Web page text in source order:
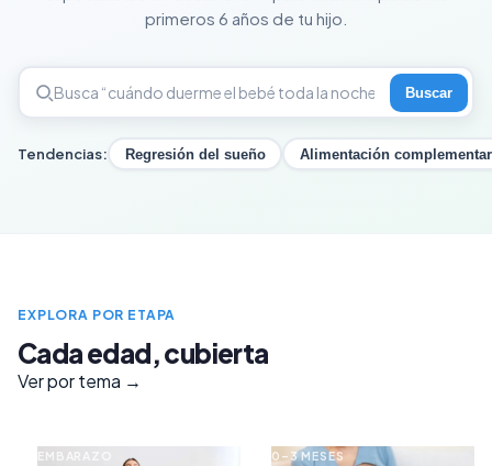
primeros 6 años de tu hijo.
Buscar
Tendencias: Regresión del sueño Alimentación
EXPLORA POR ETAPA
Cada edad, cubierta
Ver por tema →
EMBARAZO 0–3 MESES